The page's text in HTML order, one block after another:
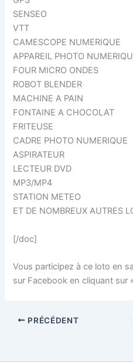
SENSEO
VTT
CAMESCOPE NUMERIQUE
APPAREIL PHOTO
FOUR MICRO ONDES
ROBOT BLENDER
MACHINE A PAIN
FONTAINE A CHOCOLAT
FRITEUSE
CADRE PHOTO NUMERIQUE
ASPIRATEUR
LECTEUR DVD
MP3/MP4
STATION METEO
ET DE NOMBREUX AUTRES
[/doc]
Vous participez à ce loto en
sur Facebook en cliquant sur
PRÉCÉDENT